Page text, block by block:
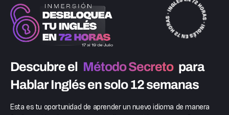
Descubre el Método Secreto para
Hablar Inglés en solo 12 semanas
Esta es tu oportunidad de aprender un nuevo idioma de manera